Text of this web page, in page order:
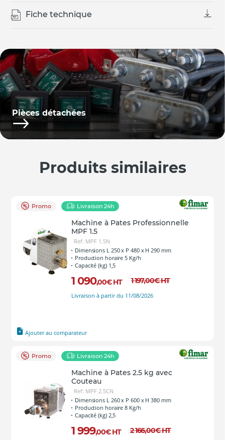
Fiche technique
Pièces détachées
Produits similaires
Promo Livraison 24h
Machine à Pates Professionnelle
MPF 1.5
Ref: MPF 1.5N
Dimensions L 250 x P 480 x H 290 mm
Production horaire 5 Kg/h
Capacité (kg) 1,5
1 090,00€ HT 1 197,00€HT
Livraison à partir du 11/08/2026
Ajouter au comparateur
Promo Livraison 24h
Machine à Pates 2.5 kg avec
Couteau
Ref: MPF 2.5CN
Dimensions L 260 x P 600 x H 380 mm
Production horaire 8 Kg/h
Capacité (kg) 2,5
1 999,00€ HT 2 166,00€HT